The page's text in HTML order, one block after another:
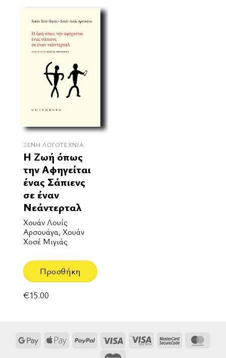
ΞΈΝΗ ΛΟΓΟΤΕΧΝΊΑ
Η Ζωή όπως
την Αφηγείται
ένας Σάπιενς
σε έναν
Νεάντερταλ
Χουάν Λουίς
Αρσουάγα, Χουάν
Χοσέ Μιγιάς
Προσθήκη
€15.00
Google Apple
PayPal Visa
Visa
MasterCard